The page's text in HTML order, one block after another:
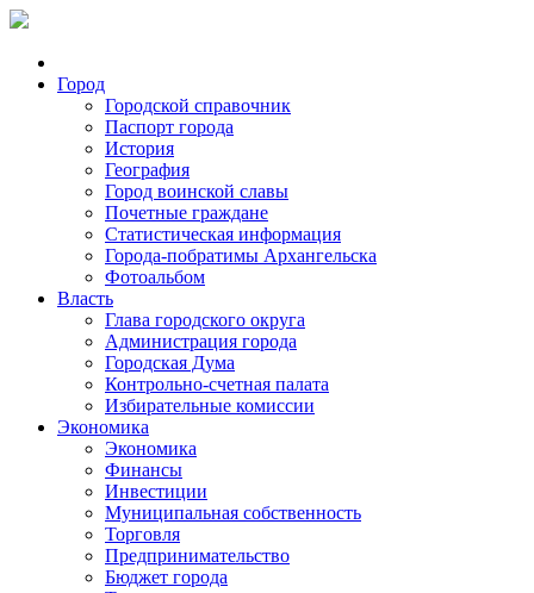
Город
Городской справочник
Паспорт города
История
География
Город воинской славы
Почетные граждане
Статистическая информация
Города-побратимы Архангельска
Фотоальбом
Власть
Глава городского округа
Администрация города
Городская Дума
Контрольно-счетная палата
Избирательные комиссии
Экономика
Экономика
Финансы
Инвестиции
Муниципальная собственность
Торговля
Предпринимательство
Бюджет города